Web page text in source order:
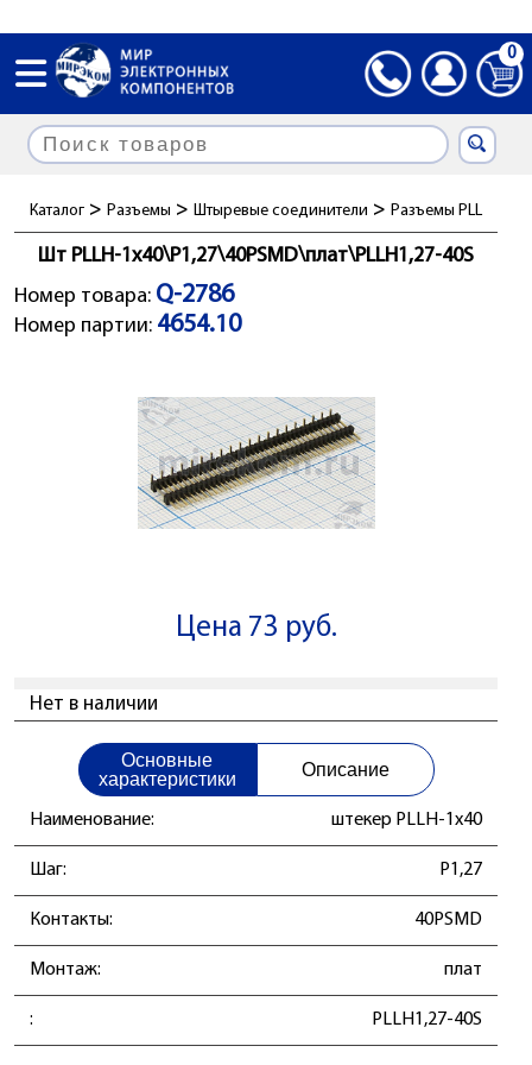
0
Каталог > Разъемы > Штыревые соединители > Разъемы PLL
Шт PLLH-1x40\P1,27\40PSMD\плат\PLLH1,27-40S
Номер товара: Q-2786
Номер партии: 4654.10
Цена 73 руб.
Нет в наличии
Основные
характеристики
Описание
Наименование: штекер PLLH-1x40
Шаг: P1,27
Контакты: 40PSMD
Монтаж: плат
: PLLH1,27-40S